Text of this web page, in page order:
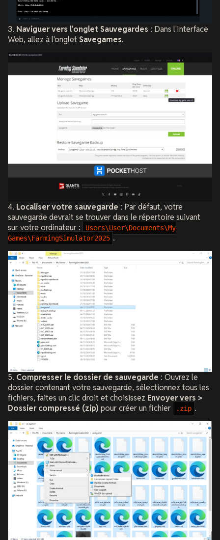
3. Naviguer vers l'onglet Sauvegardes : Dans l'Interface
Web, allez à l'ongletSavegames.
4. Localiser votre sauvegarde : Par défaut, votre
sauvegarde devrait se trouver dans le répertoire suivant
sur votre ordinateur :
Users\User\Documents\My
Games\FarmingSimulator2025 .
5. Compresser le dossier de sauvegarde : Ouvrez le
dossier contenant votre sauvegarde, sélectionnez tous les
fichiers, faites un clic droit et choisissez Envoyer vers >
Dossier compressé (zip) pour créer un fichier .zip .